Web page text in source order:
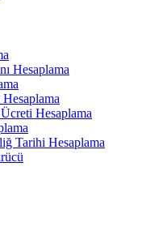
Hesaplama
Hesaplama
Tarihi Hesaplama